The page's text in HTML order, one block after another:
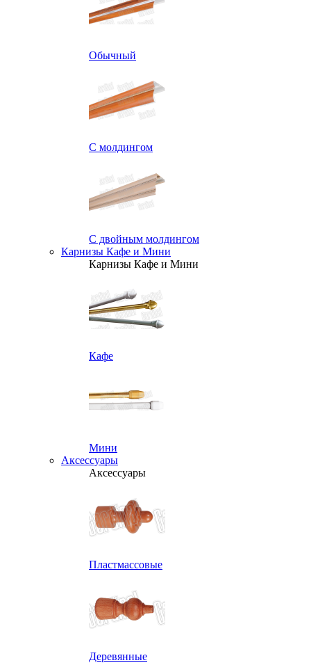
Обычный
С молдингом
С двойным молдингом
Карнизы Кафе и Мини
Карнизы Кафе и Мини
Кафе
Мини
Аксессуары
Аксессуары
Пластмассовые
Деревянные